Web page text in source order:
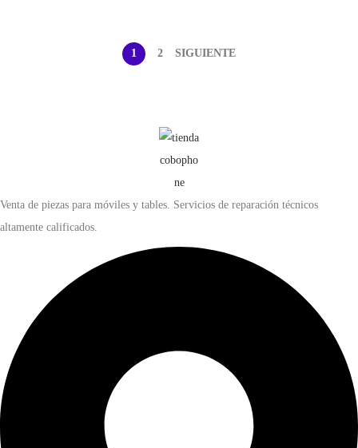
1 2 SIGUIENTE
Venta de piezas para móviles y tables. Servicios de reparación técnicos
altamente calificados.